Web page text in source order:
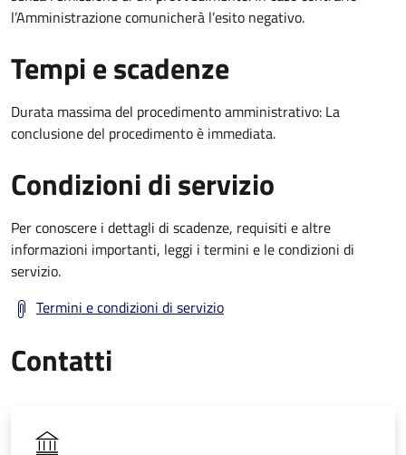
l’Amministrazione comunicherà l’esito negativo.
Tempi e scadenze
Durata massima del procedimento amministrativo: La
conclusione del procedimento è immediata.
Condizioni di servizio
Per conoscere i dettagli di scadenze, requisiti e altre
informazioni importanti, leggi i termini e le condizioni di
servizio.
Termini e condizioni di servizio
Contatti